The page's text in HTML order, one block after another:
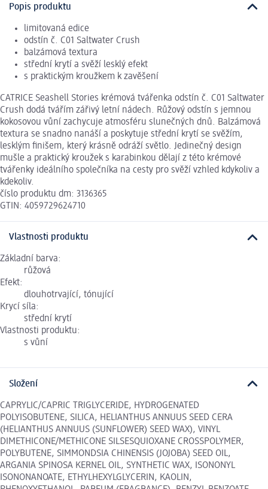
Popis produktu
limitovaná edice
odstín č. C01 Saltwater Crush
balzámová textura
střední krytí a svěží lesklý efekt
s praktickým kroužkem k zavěšení
CATRICE Seashell Stories krémová tvářenka odstín č. C01 Saltwater
Crush dodá tvářím zářivý letní nádech. Růžový odstín s jemnou
kokosovou vůní zachycuje atmosféru slunečných dnů. Balzámová
textura se snadno nanáší a poskytuje střední krytí se svěžím,
lesklým finišem, který krásně odráží světlo. Jedinečný design
mušle a praktický kroužek s karabinkou dělají z této krémové
tvářenky ideálního společníka na cesty pro svěží vzhled kdykoliv a
kdekoliv.
číslo produktu dm: 3136365
GTIN: 4059729624710
Vlastnosti produktu
Základní barva:
růžová
Efekt:
dlouhotrvající, tónující
Krycí síla:
střední krytí
Vlastnosti produktu:
s vůní
Složení
CAPRYLIC/CAPRIC TRIGLYCERIDE, HYDROGENATED
POLYISOBUTENE, SILICA, HELIANTHUS ANNUUS SEED CERA
(HELIANTHUS ANNUUS (SUNFLOWER) SEED WAX), VINYL
DIMETHICONE/METHICONE SILSESQUIOXANE CROSSPOLYMER,
POLYBUTENE, SIMMONDSIA CHINENSIS (JOJOBA) SEED OIL,
ARGANIA SPINOSA KERNEL OIL, SYNTHETIC WAX, ISONONYL
ISONONANOATE, ETHYLHEXYLGLYCERIN, KAOLIN,